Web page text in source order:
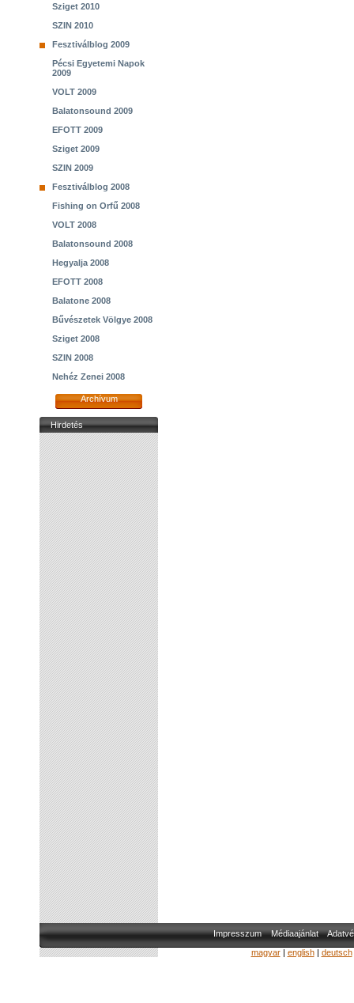
Sziget 2010
SZIN 2010
Fesztiválblog 2009
Pécsi Egyetemi Napok
2009
VOLT 2009
Balatonsound 2009
EFOTT 2009
Sziget 2009
SZIN 2009
Fesztiválblog 2008
Fishing on Orfű 2008
VOLT 2008
Balatonsound 2008
Hegyalja 2008
EFOTT 2008
Balatone 2008
Bűvészetek Völgye 2008
Sziget 2008
SZIN 2008
Nehéz Zenei 2008
Archívum
Hirdetés
Impresszum Médiaajánlat
magyar| english| deutsch